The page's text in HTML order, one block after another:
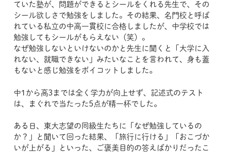
ていた塾が、問題ができるとシールをくれる先生で、その
シール欲しさで勉強をしました。その結果、名門校と呼ば
れている私立の中高一貫校に合格しましたが、中学校では
勉強してもシールがもらえない（笑）。
なぜ勉強しないといけないのかと先生に聞くと「大学に入
れない、就職できない」みたいなことを言われて、身も蓋
もないと感じ勉強をボイコットしました。
中1から高3までは全く学力が向上せず、記述式のテスト
は、まぐれで当たった5点が精一杯でした。
ある日、東大志望の同級生たちに「なぜ勉強しているの
か？」と聞いて回った結果、「旅行に行ける」「おこづか
いが上がる」といった、ご褒美目的の答えばかりだったこ